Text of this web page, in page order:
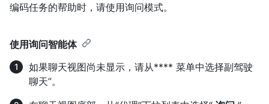
编码任务的帮助时，请使用询问模式。
使用询问智能体
如果聊天视图尚未显示，请从**** 菜单中选择副驾驶
聊天”。